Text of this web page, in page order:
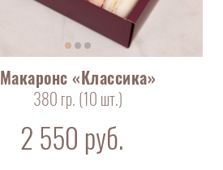
Макаронс «Классика»
380 гр. (10 шт.)
2 550 руб.